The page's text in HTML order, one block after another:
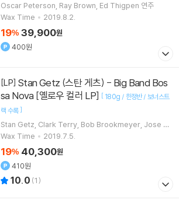
Oscar Peterson Ray Brown Ed Thigpen 연주
Wax Time
2019.8.2.
19% 39,900원
400원
[LP]
sa Nova [옐로우 컬러 LP] [ 180g / 한정반 / 보너스트
랙 수록]
Stan Getz Clark Terry Bob Brookmeyer Jose P
aulo 연주 외 3명
Wax Time 2019.7.5.
19% 40,300원
410원
10.0 (1)